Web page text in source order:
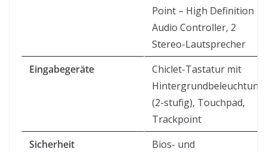
Point – High Definition
Audio Controller, 2
Stereo-Lautsprecher
Eingabegeräte
Chiclet-Tastatur mit
Hintergrundbeleuchtung
(2-stufig), Touchpad,
Trackpoint
Sicherheit
Bios- und